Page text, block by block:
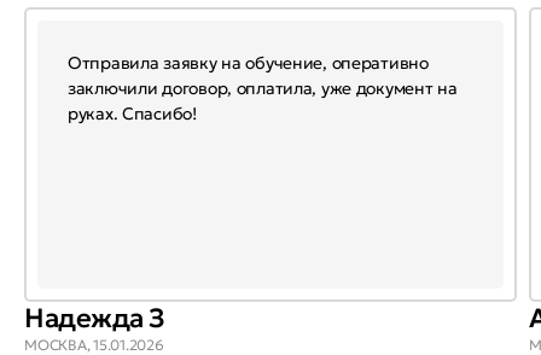
Отправила заявку на обучение, оперативно
заключили договор, оплатила, уже документ на
руках. Спасибо!
Надежда З
МОСКВА,15.01.2026